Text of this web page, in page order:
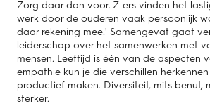
Zorg daar dan voor. Z-ers vinden het
werk door de ouderen vaak persoonlijk
daar rekening mee.' Samengevat gaat
leiderschap over het samenwerken met
mensen. Leeftijd is één van de aspecten
empathie kun je die verschillen
productief maken. Diversiteit, mits benut,
sterker.